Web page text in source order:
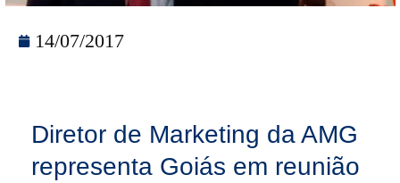
14/07/2017
Diretor de Marketing da AMG
representa Goiás em reunião